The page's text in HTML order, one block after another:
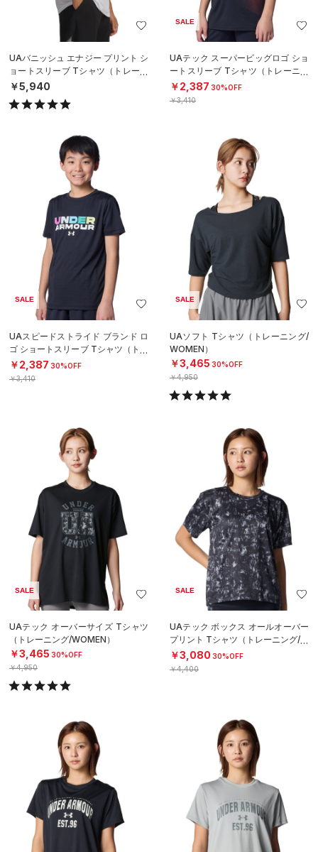
UAバニッシュ エナジー プリント シ
ョートスリーブ Tシャツ（トレーニ
ング/MEN）
￥5,940
SALE
UAテック スーパービッグロゴ ショ
ートスリーブ Tシャツ（トレーニン
グ/BOYS）
￥2,387 30%OFF
￥3,410
SALE
UAスピードストライド ブランド ロ
ゴ ショートスリーブ Tシャツ（トレ
ーニング/BOYS）
￥2,387 30%OFF
￥3,410
SALE
UAソフト Tシャツ（トレーニング/
WOMEN）
￥3,465 30%OFF
￥4,950
SALE
UAテック オーバーサイズ Tシャツ
（トレーニング/WOMEN）
￥3,465 30%OFF
￥4,950
SALE
UAテック ボックス オールオーバー
プリント Tシャツ（トレーニング/W
OMEN）
￥3,080 30%OFF
￥4,400